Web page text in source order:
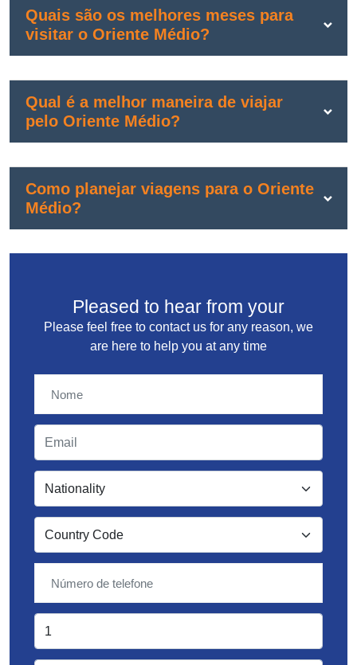
Quais são os melhores meses para
visitar o Oriente Médio?
Qual é a melhor maneira de viajar
pelo Oriente Médio?
Como planejar viagens para o Oriente
Médio?
Pleased to hear from your
Please feel free to contact us for any reason, we
are here to help you at any time